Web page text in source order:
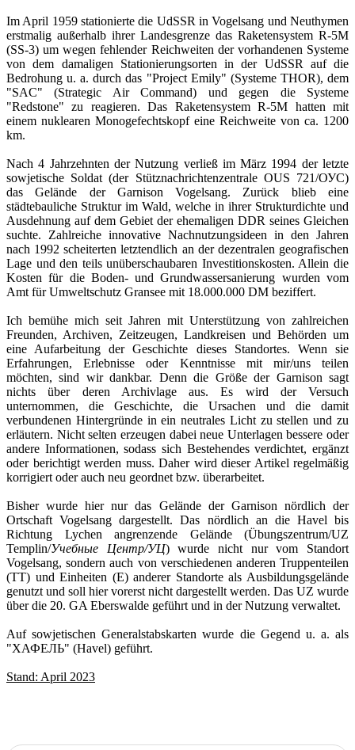
Im April 1959 stationierte die UdSSR in Vogelsang und Neuthymen
erstmalig außerhalb ihrer Landesgrenze das Raketensystem R-5M
(SS-3) um wegen fehlender Reichweiten der vorhandenen Systeme
von dem damaligen Stationierungsorten in der UdSSR auf die
Bedrohung u. a. durch das "Project Emily" (Systeme THOR), dem
"SAC" (Strategic Air Command) und gegen die Systeme
"Redstone" zu reagieren. Das Raketensystem R-5M hatten mit
einem nuklearen Monogefechtskopf eine Reichweite von ca. 1200
km.
Nach 4 Jahrzehnten der Nutzung verließ im März 1994 der letzte
sowjetische Soldat (der Stütznachrichtenzentrale OUS 721/ОУС)
das Gelände der Garnison Vogelsang. Zurück blieb eine
städtebauliche Struktur im Wald, welche in ihrer Strukturdichte und
Ausdehnung auf dem Gebiet der ehemaligen DDR seines Gleichen
suchte. Zahlreiche innovative Nachnutzungsideen in den Jahren
nach 1992 scheiterten letztendlich an der dezentralen geografischen
Lage und den teils unüberschaubaren Investitionskosten. Allein die
Kosten für die Boden- und Grundwassersanierung wurden vom
Amt für Umweltschutz Gransee mit 18.000.000 DM beziffert.
Ich bemühe mich seit Jahren mit Unterstützung von zahlreichen
Freunden, Archiven, Zeitzeugen, Landkreisen und Behörden um
eine Aufarbeitung der Geschichte dieses Standortes. Wenn sie
Erfahrungen, Erlebnisse oder Kenntnisse mit mir/uns teilen
möchten, sind wir dankbar. Denn die Größe der Garnison sagt
nichts über deren Archivlage aus. Es wird der Versuch
unternommen, die Geschichte, die Ursachen und die damit
verbundenen Hintergründe in ein neutrales Licht zu stellen und zu
erläutern. Nicht selten erzeugen dabei neue Unterlagen bessere oder
andere Informationen, sodass sich Bestehendes verdichtet, ergänzt
oder berichtigt werden muss. Daher wird dieser Artikel regelmäßig
korrigiert oder auch neu geordnet bzw. überarbeitet.
Bisher wurde hier nur das Gelände der Garnison nördlich der
Ortschaft Vogelsang dargestellt. Das nördlich an die Havel bis
Richtung Lychen angrenzende Gelände (Übungszentrum/UZ
Templin/Учебные Центр/УЦ) wurde nicht nur vom Standort
Vogelsang, sondern auch von verschiedenen anderen Truppenteilen
(TT) und Einheiten (E) anderer Standorte als Ausbildungsgelände
genutzt und soll hier vorerst nicht dargestellt werden. Das UZ wurde
über die 20. GA Eberswalde geführt und in der Nutzung verwaltet.
Auf sowjetischen Generalstabskarten wurde die Gegend u. a. als
"ХАФЕЛЬ" (Havel) geführt.
Stand: April 2023